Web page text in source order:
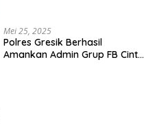
Mei 25, 2025
Polres Gresik Berhasil
Amankan Admin Grup FB Cinta